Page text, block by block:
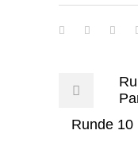
Runde 10